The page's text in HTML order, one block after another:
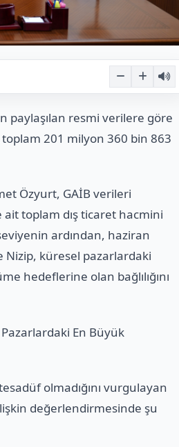
paylaşılan resmi verilere göre
toplam 201 milyon 360 bin 863
Özyurt, GAİB verileri
toplam dış ticaret hacmini
ardından, haziran
Nizip, küresel pazarlardaki
hedeflerine olan bağlılığını
En Büyük
olmadığını vurgulayan
değerlendirmesinde şu